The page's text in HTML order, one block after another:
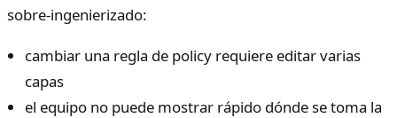
sobre-ingenierizado:
cambiar una regla de policy requiere editar varias
capas
el equipo no puede mostrar rápido dónde se toma la